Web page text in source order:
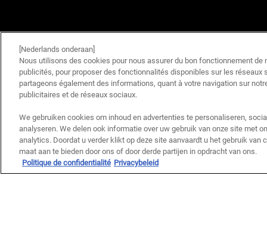
[Nederlands onderaan]
Nous utilisons des cookies pour nous assurer du bon fonctionnement de
publicités, pour proposer des fonctionnalités disponibles sur les réseaux
partageons également des informations, quant à votre navigation sur
publicitaires et de réseaux sociaux.
We gebruiken cookies om inhoud en advertenties te personaliseren,
analyseren. We delen ook informatie over uw gebruik van onze site met
analytics. Doordat u verder klikt op deze site aanvaardt u het gebruik
maat aan te bieden door ons of door derde partijen in opdracht van ons.
Politique de confidentialité Privacybeleid